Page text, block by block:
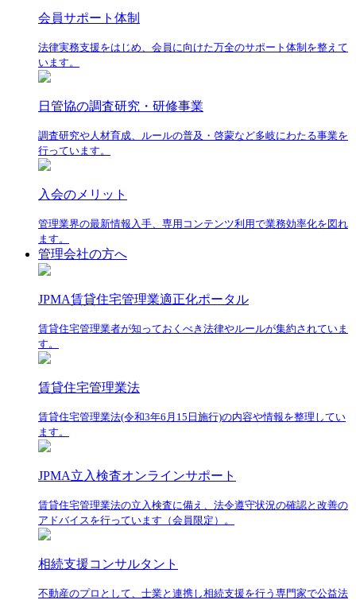
会員サポート体制
法律実務支援をはじめ、会員に向けた万全のサポート体制を整えて
います。
日管協の調査研究・研修事業
調査研究や人材育成、ルールの普及・啓蒙など多岐にわたる事業を
行っています。
入会のメリット
管理業界の最新情報入手、専用コンテンツ利用で業務効率化を図れ
ます。
管理会社の方へ
JPMA賃貸住宅管理業適正化ポータル
賃貸住宅管理業者が知っておくべき法律やルールが集約されていま
す。
賃貸住宅管理業法
賃貸住宅管理業法(令和3年6月15日施行)の内容や情報を整理してい
ます。
JPMA立入検査オンラインサポート
賃貸住宅管理業法の立入検査に備え、法令遵守状況の確認と改善の
アドバイスを行っています（会員限定）。
相続支援コンサルタント
不動産のプロとして、士業と連携し相続支援を行う専門家で公益法